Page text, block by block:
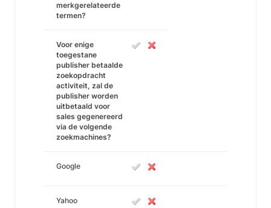
merkgerelateerde
termen?
Voor enige
toegestane
publisher betaalde
zoekopdracht
activiteit, zal de
publisher worden
uitbetaald voor
sales gegenereerd
via de volgende
zoekmachines?
Google
Yahoo